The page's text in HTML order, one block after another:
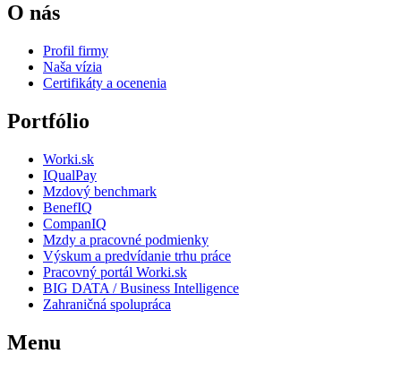
O nás
Profil firmy
Naša vízia
Certifikáty a ocenenia
Portfólio
Worki.sk
IQualPay
Mzdový benchmark
BenefIQ
CompanIQ
Mzdy a pracovné podmienky
Výskum a predvídanie trhu práce
Pracovný portál Worki.sk
BIG DATA / Business Intelligence
Zahraničná spolupráca
Menu